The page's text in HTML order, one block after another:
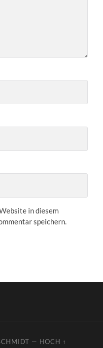
in diesem
speichern.
— HOCH ↑